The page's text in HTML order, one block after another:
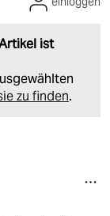
ist
zu finden.